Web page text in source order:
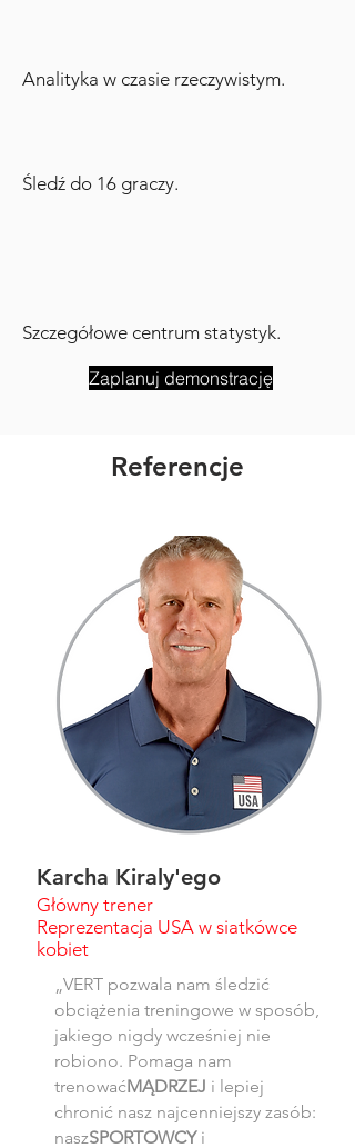
Analityka w czasie rzeczywistym.
Śledź do 16 graczy.
Szczegółowe centrum statystyk.
Zaplanuj demonstrację
Referencje
Karcha Kiraly'ego
Główny trener
Reprezentacja USA w siatkówce
kobiet
„VERT pozwala nam śledzić
obciążenia treningowe w sposób,
jakiego nigdy wcześniej nie
robiono. Pomaga nam
trenowaćMĄDRZEJ i lepiej
chronić nasz najcenniejszy zasób:
naszSPORTOWCYi